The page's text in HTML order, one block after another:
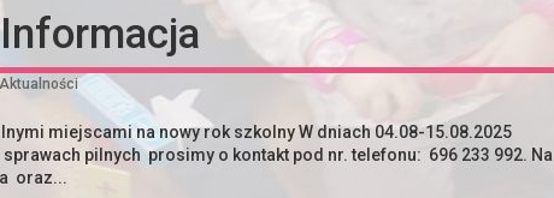
Informacja
Aktualności
miejscami na nowy rok szkolny W dniach 04.08-15.08.2025
pilnych prosimy o kontakt pod nr. telefonu: 696 233 992. Na
oraz...